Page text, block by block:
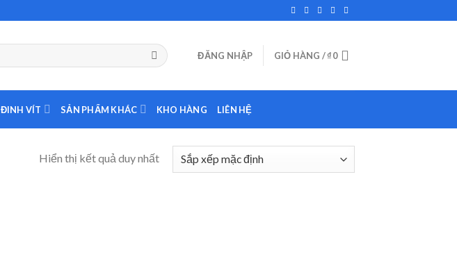
ĐĂNG NHẬP GIỎ HÀNG /₫0
ĐINH VÍT SẢN PHẨM KHÁC KHO HÀNG LIÊN HỆ
Hiển thị kết quả duy nhất